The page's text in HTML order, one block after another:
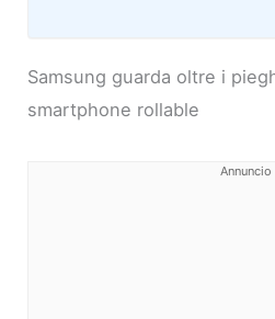
Samsung guarda oltre i
smartphone rollable
Annuncio